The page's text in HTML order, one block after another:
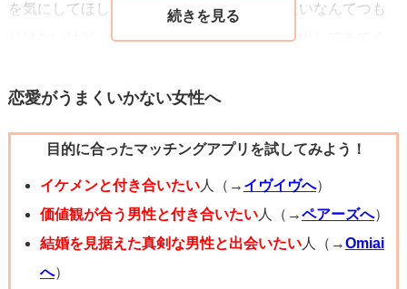
を気にしてほしい。やり直したい・復縁したいなんてつも
りはないけど、相手（質問者様側）から言い出してきてく
質問者様はまだ彼が好きとのこと。きっと、彼が質問者様
分との付き合いで、自信を無くしてしまっている彼女。彼
にとってそんなことは（あまりいい意味でなく）どうでも
いいということが、共感したり改善策も出てこない自分の
意見がない様子から見て取れます。
どんな人間関係でも、鏡合わせです。私（質問者様）のこ
恋愛がうまくいかない女性へ
目的に合ったマッチングアプリを試してみよう！
イケメンと付き合いたい人（→ イヴイヴへ）
価値観が合う男性と付き合いたい人（→ペアーズへ）
結婚を見据えた真剣な男性と出会いたい人（→Omiai
へ）